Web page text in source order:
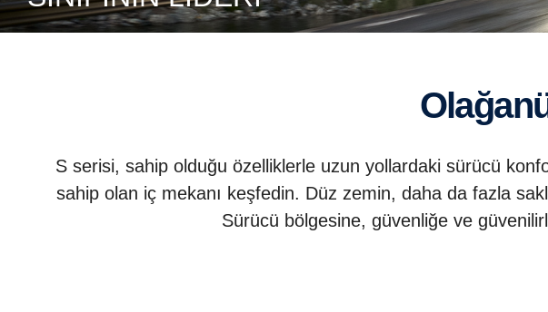
S serisi, sahip olduğu özelliklerle uzun yollardaki sürücü
sahip olan iç mekanı keşfedin. Düz zemin, daha da fazla
Sürücü bölgesine, güvenliğe ve